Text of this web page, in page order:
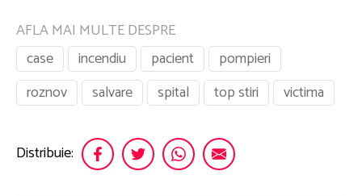
AFLA MAI MULTE DESPRE
case
incendiu pacient
pompieri
roznov
salvare spital top stiri victima
Distribuie: